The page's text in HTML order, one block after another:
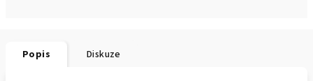
Popis Diskuze